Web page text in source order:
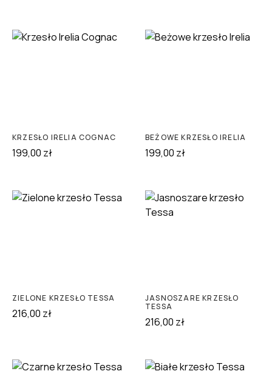
KRZESŁO IRELIA COGNAC
199,00 zł
BEŻOWE KRZESŁO IRELIA
199,00 zł
ZIELONE KRZESŁO TESSA
216,00 zł
JASNOSZARE KRZESŁO
TESSA
216,00 zł